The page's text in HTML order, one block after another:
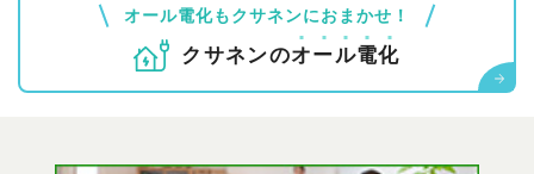
オール電化もクサネンにおまかせ！
クサネンのオール電化